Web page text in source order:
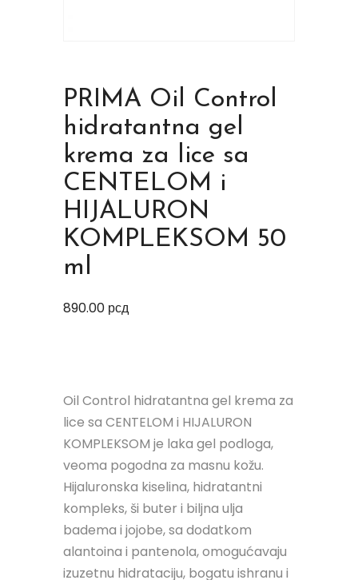
PRIMA Oil Control
hidratantna gel
krema za lice sa
CENTELOM i
HIJALURON
KOMPLEKSOM 50
ml
890.00 рсд
Oil Control hidratantna gel krema za
lice sa CENTELOM i HIJALURON
KOMPLEKSOM je laka gel podloga,
veoma pogodna za masnu kožu.
Hijaluronska kiselina, hidratantni
kompleks, ši buter i biljna ulja
badema i jojobe, sa dodatkom
alantoina i pantenola, omogućavaju
izuzetnu hidrataciju, bogatu ishranu i